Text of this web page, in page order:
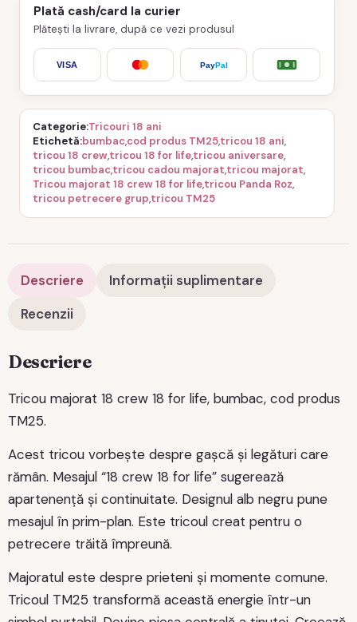
Plată cash/card la curier
Plătești la livrare, după ce vezi produsul
VISA PayPal
Categorie Tricouri 18 ani
Etichetă bumbac,cod produs TM25,tricou 18 ani,
tricou 18 crew,tricou 18 for life,tricou aniversare,
tricou bumbac,tricou cadou majorat,tricou majorat,
Tricou majorat 18 crew 18 for life,tricou Panda Roz,
tricou petrecere grup,tricou TM25
Descriere
Informații suplimentare
Recenzii
Descriere
Tricou majorat 18 crew 18 for life, bumbac, cod produs
TM25.
Acest tricou vorbește despre gașcă și legături care
rămân. Mesajul “18 crew 18 for life” sugerează
apartenență și continuitate. Designul alb negru pune
mesajul în prim-plan. Este tricoul creat pentru o
petrecere trăită împreună.
Majoratul este despre prieteni și momente comune.
Tricoul TM25 transformă această energie într-un